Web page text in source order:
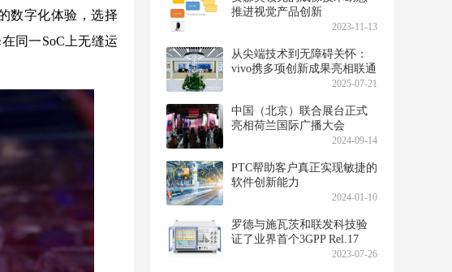
数字化体验，选择
同一SoC上无缝运
推进视觉产品创新
2023-11-13
从尖端技术到无障碍关怀：
vivo携多项创新成果亮相联通
2025-07-21
中国（北京）联合展台正式
亮相荷兰国际广播大会
2024-09-14
PTC帮助客户真正实现敏捷的
软件创新能力
2024-01-10
罗德与施瓦茨和联发科技验
证了业界首个3GPP Rel.17
NTN NB-IoT协议一致性测试
2023-07-26